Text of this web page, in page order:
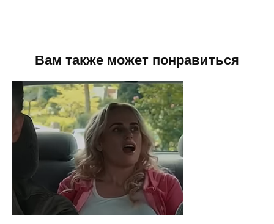
Вам также может понравиться